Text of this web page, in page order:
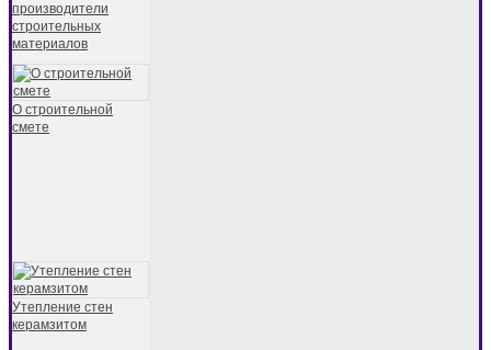
производители
строительных
материалов
О строительной
смете
Утепление стен
керамзитом